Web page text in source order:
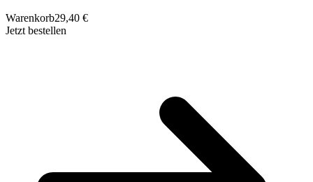
Warenkorb29,40 €
Jetzt bestellen